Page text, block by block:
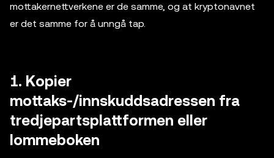
mottakernettverkene er de samme, og at kryptonavnet
er det samme for å unngå tap.
1. Kopier
mottaks-/innskuddsadressen fra
tredjepartsplattformen eller
lommeboken